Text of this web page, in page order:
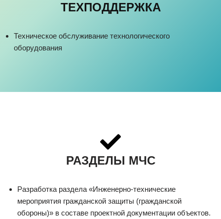
ТЕХПОДДЕРЖКА
Техническое обслуживание технологического
оборудования
РАЗДЕЛЫ МЧС
Разработка раздела «Инженерно-технические
мероприятия гражданской защиты (гражданской
обороны)» в составе проектной документации объектов.